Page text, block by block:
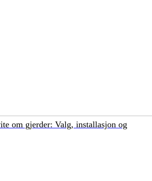
om gjerder: Valg, installasjon og